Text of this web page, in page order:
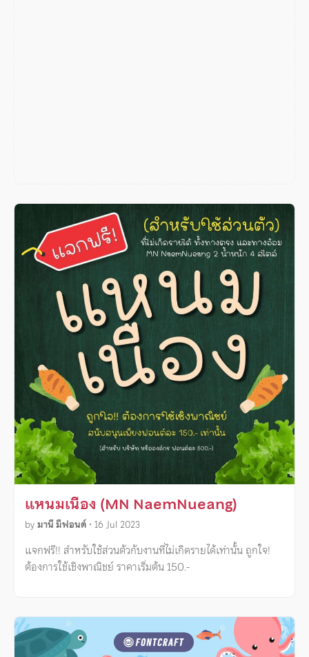
แหนมเนือง (MN NaemNueang)
byมานี มีฟอนต์ • 16 Jul 2023
แจกฟรี!! สำหรับใช้ส่วนตัวกับงานที่ไม่เกิดรายได้เท่านั้น ถูกใจ!
ต้องการใช้เชิงพาณิชย์ ราคาเริ่มต้น 150.-